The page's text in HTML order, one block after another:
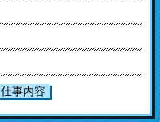
仕事内容